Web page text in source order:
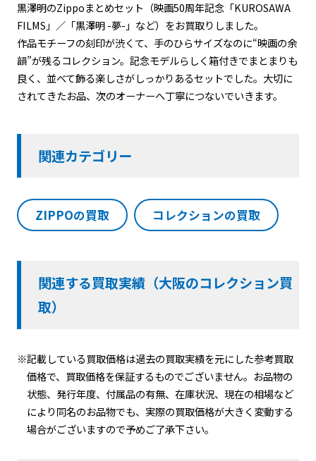
黒澤明のZippoまとめセット（映画50周年記念「KUROSAWA
FILMS」／「黒澤明 -夢-」など）をお買取りしました。
作品モチーフの刻印が渋くて、手のひらサイズなのに“映画の余
韻”が残るコレクション。記念モデルらしく箱付きでまとまりも
良く、並べて飾る楽しさがしっかりあるセットでした。大切に
されてきたお品、次のオーナーへ丁寧につないでいきます。
関連カテゴリー
ZIPPOの買取 コレクションの買取
関連する買取実績（大阪のコレクション買
取）
※記載している買取価格は過去の買取実績を元にした参考買取
価格で、買取価格を保証するものでございません。お品物の
状態、発行年度、付属品の有無、在庫状況、現在の相場など
により同名のお品物でも、実際の買取価格が大きく変動する
場合がございますので予めご了承下さい。